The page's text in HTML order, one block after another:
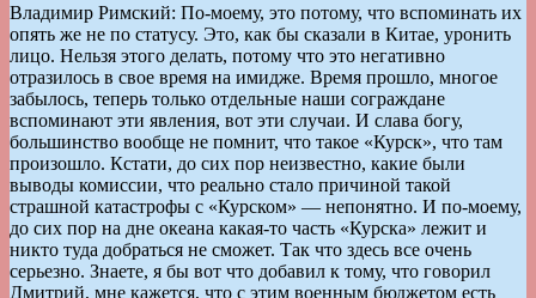
Владимир Римский: По-моему, это потому, что вспоминать их
опять же не по статусу. Это, как бы сказали в Китае, уронить
лицо. Нельзя этого делать, потому что это негативно
отразилось в свое время на имидже. Время прошло, многое
забылось, теперь только отдельные наши сограждане
вспоминают эти явления, вот эти случаи. И слава богу,
большинство вообще не помнит, что такое «Курск», что там
произошло. Кстати, до сих пор неизвестно, какие были
выводы комиссии, что реально стало причиной такой
страшной катастрофы с «Курском» — непонятно. И по-моему,
до сих пор на дне океана какая-то часть «Курска» лежит и
никто туда добраться не сможет. Так что здесь все очень
серьезно. Знаете, я бы вот что добавил к тому, что говорил
Дмитрий, мне кажется, что с этим военным бюджетом есть